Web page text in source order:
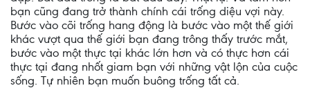
bạn cũng đang trở thành chính cái trống diệu vợi này.
Bước vào cõi trống hang động là bước vào một thế giới
khác vượt qua thế giới bạn đang trông thấy trước mắt,
bước vào một thực tại khác lớn hơn và có thực hơn cái
thực tại đang nhốt giam bạn với những vật lộn của cuộc
sống. Tự nhiên bạn muốn buông trống tất cả.